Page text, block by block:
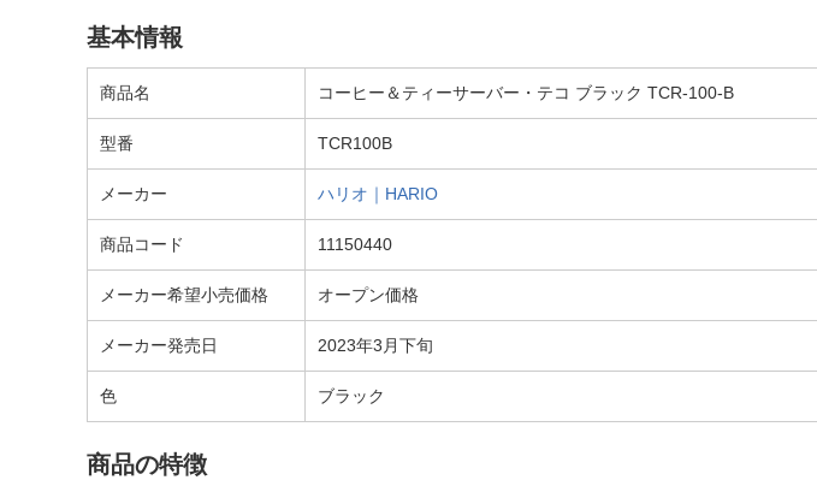
基本情報
商品名 コーヒー＆ティーサーバー・テコ ブラック TCR-100-B
型番 TCR100B
メーカー ハリオ｜HARIO
商品コード 11150440
メーカー希望小売価格 オープン価格
メーカー発売日 2023年3月下旬
色 ブラック
商品の特徴